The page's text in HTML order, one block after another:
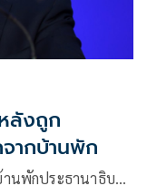
ลังถูก
ากบ้านพัก
านพักประธานาธิบ…